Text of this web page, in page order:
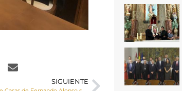
SIGUIENTE